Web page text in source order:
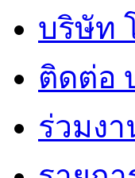
บริษัท
ติดต่อ
ร่วมงา